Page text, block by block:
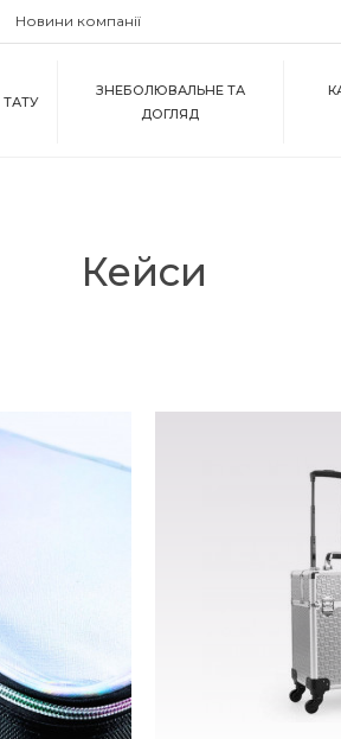
Новини компанії
ТАТУ
ЗНЕБОЛЮВАЛЬНЕ ТА
ДОГЛЯД
Кейси